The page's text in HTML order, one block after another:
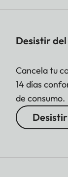
Desistir
Cancela tu
14 días
de consumo.